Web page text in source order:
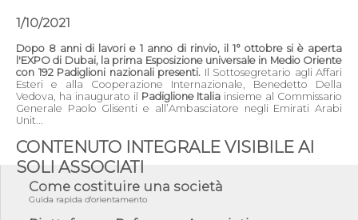
1/10/2021
Dopo 8 anni di lavori e 1 anno di rinvio, il 1° ottobre si è aperta
l'EXPO di Dubai, la prima Esposizione universale in Medio Oriente
con 192 Padiglioni nazionali presenti. Il Sottosegretario agli Affari
Esteri e alla Cooperazione Internazionale, Benedetto Della
Vedova, ha inaugurato il Padiglione Italia insieme al Commissario
Generale Paolo Glisenti e all’Ambasciatore negli Emirati Arabi
Unit...
CONTENUTO INTEGRALE VISIBILE AI
SOLI ASSOCIATI
Come costituire una società
Guida rapida d'orientamento